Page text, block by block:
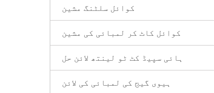
کوائل سلٹنگ مشین
کوائل کاٹ کر لمبائی کی مشین
ہائی سپیڈ کٹ ٹو لینتھ لائن حل
ہیوی گیج کی لمبائی کی لائن